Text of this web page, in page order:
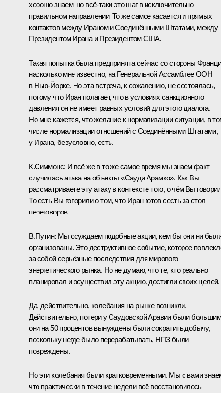
хорошо знаем, но всё‑таки это шаг в исключительно
правильном направлении. То же самое касается и прямых
контактов между Ираном и Соединёнными Штатами, между
Президентом Ирана и Президентом США.
Такая попытка была предпринята сейчас со стороны
насколько мне известно, на Генеральной Ассамблее ООН
в Нью‑Йорке. Но эта встреча, к сожалению, не состоялась,
потому что Иран полагает, что в условиях санкционного
давления он не имеет равных условий для этого диалога.
Но мне кажется, что желание к нормализации ситуации, в
числе нормализации отношений с Соединёнными Штатами,
у Ирана, безусловно, есть.
К.Симмонс: И всё же в то же самое время мы знаем факт –
случилась атака на объекты «Сауди Арамко». Как Вы
рассматриваете эту атаку в контексте того, о чём Вы
То есть Вы говорили о том, что Иран готов сесть за стол
переговоров.
В.Путин: Мы осуждаем подобные акции, кем бы они ни
организованы. Это деструктивное событие, которое
за собой серьёзные последствия для мирового
энергетического рынка. Но не думаю, что те, кто реально
планировал и осуществил эту акцию, достигли своих целей.
Да, действительно, колебания на рынке возникли.
Действительно, потери у Саудовской Аравии были
они на 50 процентов вынуждены были сократить добычу,
поскольку негде было перерабатывать, НПЗ были
повреждены.
Но эти колебания были кратковременными. Мы с вами
что практически в течение недели всё восстановилось